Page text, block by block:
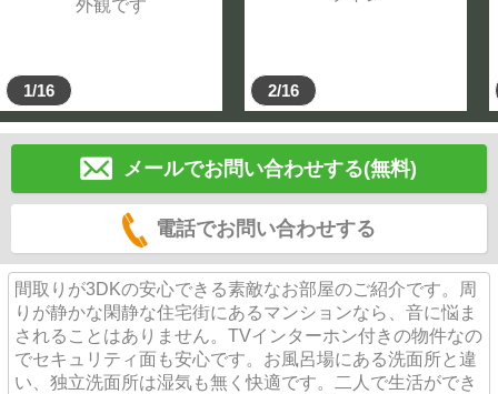
1/16 2/16
メールでお問い合わせする(無料)
電話でお問い合わせする
間取りが3DKの安心できる素敵なお部屋のご紹介です。周
りが静かな閑静な住宅街にあるマンションなら、音に悩ま
されることはありません。TVインターホン付きの物件なの
でセキュリティ面も安心です。お風呂場にある洗面所と違
い、独立洗面所は湿気も無く快適です。二人で生活ができ